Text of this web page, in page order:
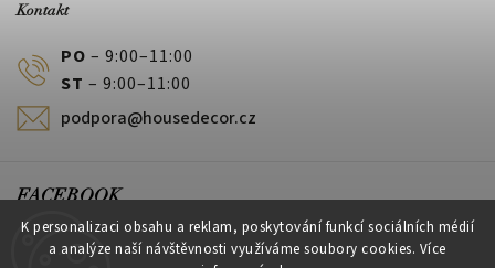
K personalizaci obsahu a reklam, poskytování funkcí sociálních médií
a analýze naší návštěvnosti využíváme soubory cookies. Více
Kontakt
PO – 9:00–11:00
ST – 9:00–11:00
podpora@housedecor.cz
FACEBOOK